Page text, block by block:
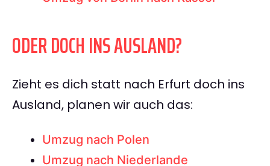
ODER DOCH INS AUSLAND?
Zieht es dich statt nach Erfurt doch ins
Ausland, planen wir auch das:
Umzug nach Polen
Umzug nach Niederlande